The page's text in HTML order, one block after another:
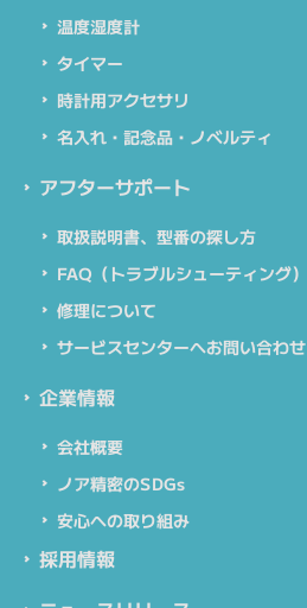
温度湿度計
タイマー
時計用アクセサリ
名入れ・記念品・ノベルティ
アフターサポート
取扱説明書、型番の探し方
FAQ（トラブルシューティング）
修理について
サービスセンターへお問い合わせ
企業情報
会社概要
ノア精密のSDGs
安心への取り組み
採用情報